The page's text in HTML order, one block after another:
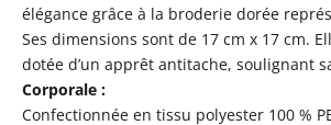
élégance grâce à la broderie dorée
Ses dimensions sont de 17 cm x 17 cm.
dotée d’un apprêt antitache, soulignant
Corporale :
Confectionnée en tissu polyester 100 %